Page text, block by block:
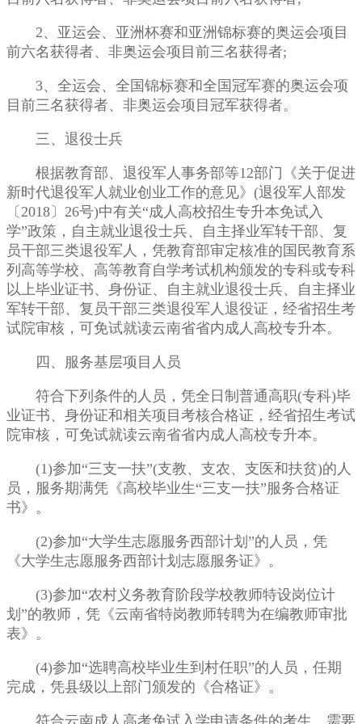
2、亚运会、亚洲杯赛和亚洲锦标赛的奥运会项目
前六名获得者、非奥运会项目前三名获得者;
3、全运会、全国锦标赛和全国冠军赛的奥运会项
目前三名获得者、非奥运会项目冠军获得者。
三、退役士兵
根据教育部、退役军人事务部等12部门《关于促进
新时代退役军人就业创业工作的意见》(退役军人部发
〔2018〕26号)中有关“成人高校招生专升本免试入
学”政策，自主就业退役士兵、自主择业军转干部、复
员干部三类退役军人，凭教育部审定核准的国民教育系
列高等学校、高等教育自学考试机构颁发的专科或专科
以上毕业证书、身份证、自主就业退役士兵、自主择业
军转干部、复员干部三类退役军人退役证，经省招生考
试院审核，可免试就读云南省省内成人高校专升本。
四、服务基层项目人员
符合下列条件的人员，凭全日制普通高职(专科)毕
业证书、身份证和相关项目考核合格证，经省招生考试
院审核，可免试就读云南省省内成人高校专升本。
(1)参加“三支一扶”(支教、支农、支医和扶贫)的人
员，服务期满凭《高校毕业生“三支一扶”服务合格证
书》。
(2)参加“大学生志愿服务西部计划”的人员，凭
《大学生志愿服务西部计划志愿服务证》。
(3)参加“农村义务教育阶段学校教师特设岗位计
划”的教师，凭《云南省特岗教师转聘为在编教师审批
表》。
(4)参加“选聘高校毕业生到村任职”的人员，任期
完成，凭县级以上部门颁发的《合格证》。